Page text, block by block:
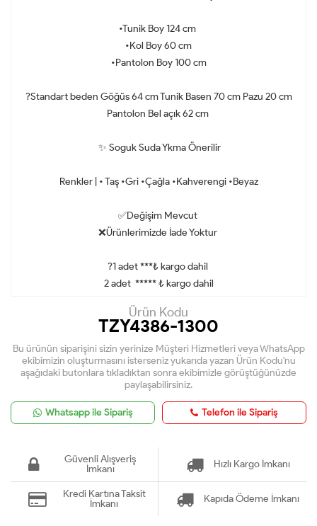
•Tunik Boy 124 cm
•Kol Boy 60 cm
•Pantolon Boy 100 cm
?Standart beden Göğüs 64 cm Tunik Basen 70 cm Pazu 20 cm
Pantolon Bel açık 62 cm
✨ Soguk Suda Ykma Önerilir
Renkler | • Taş •Gri •Çağla •Kahverengi •Beyaz
✅Değişim Mevcut
❌Ürünlerimizde İade Yoktur
?1 adet ***₺ kargo dahil
2 adet ***** ₺ kargo dahil
Ürün Kodu
TZY4386-1300
Bu ürünün siparişini sizin yerinize Müşteri Hizmetleri veya WhatsApp
ekibimizin oluşturmasını isterseniz yukarıda yazan Ürün Kodu'nu
aşağıdaki butonlara tıkladıktan sonra ekibimizle görüştüğünüzde
paylaşabilirsiniz.
Whatsapp ile Sipariş Telefon ile Sipariş
Güvenli Alışveriş
İmkanı
Hızlı Kargo İmkanı
Kredi Kartına Taksit
İmkanı
Kapıda Ödeme İmkanı